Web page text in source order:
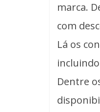
marca.
com
Lá os
Dentre